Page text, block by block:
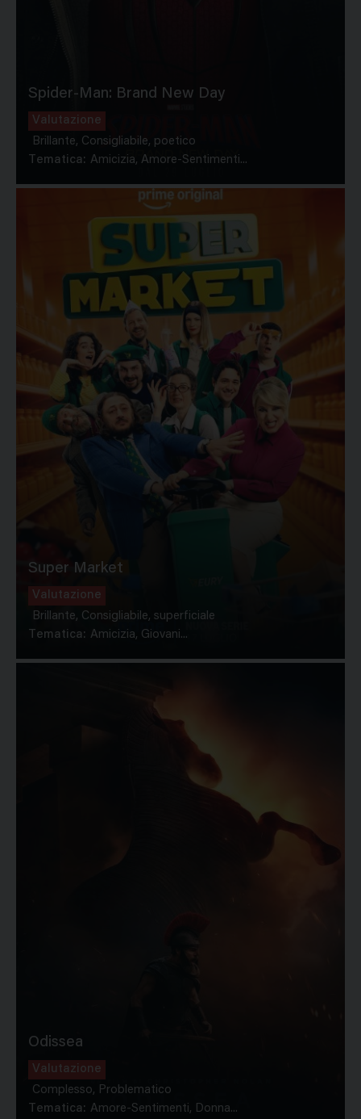
Spider-Man: Brand New Day
Valutazione
Brillante, Consigliabile, poetico
Tematica: Amicizia, Amore-Sentimenti...
Super Market
Valutazione
Brillante, Consigliabile, superficiale
Tematica: Amicizia, Giovani...
Odissea
Valutazione
Complesso, Problematico
Tematica: Amore-Sentimenti, Donna...